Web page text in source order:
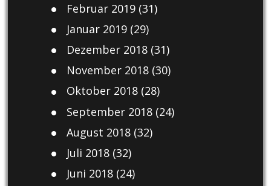
Februar 2019(31)
Januar 2019(29)
Dezember 2018(31)
November 2018(30)
Oktober 2018(28)
September 2018(24)
August 2018(32)
Juli 2018(32)
Juni 2018(24)